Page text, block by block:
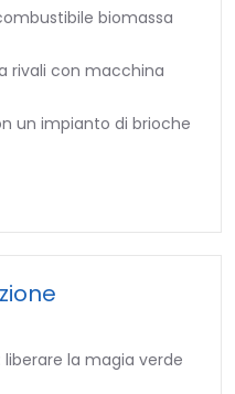
biomassa
rivali con macchina
un impianto di brioche
la magia verde